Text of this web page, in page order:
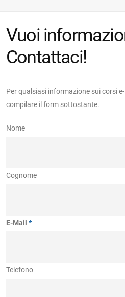
Vuoi
Contattaci!
Per qualsiasi informazione sui corsi
compilare il form sottostante.
I campi contrassegnati con * sono
Nome
Cognome
E-Mail
Telefono